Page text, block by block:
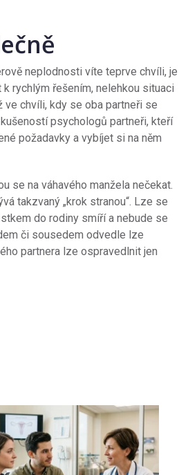
neplodnosti víte teprve chvíli, je
rychlým řešením, nelehkou situaci
ve chvíli, kdy se oba partneři se
psychologů partneři, kteří
požadavky a vybíjet si na něm
se na váhavého manžela nečekat.
takzvaný „krok stranou“. Lze se
do rodiny smíří a nebude se
či sousedem odvedle lze
partnera lze ospravedlnit jen